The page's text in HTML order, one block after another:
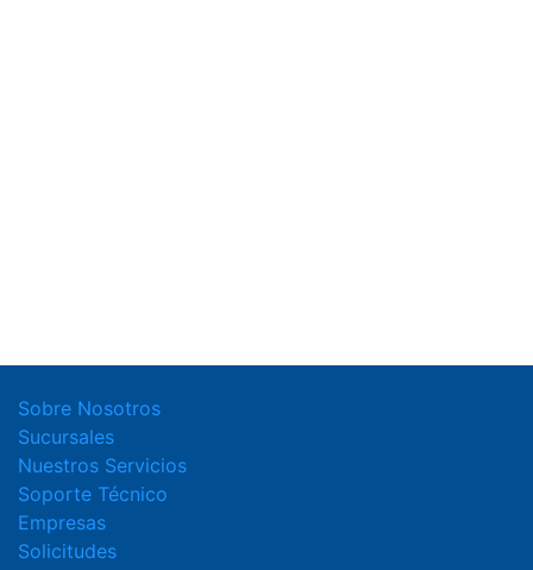
Sobre Nosotros
Sucursales
Nuestros Servicios
Soporte Técnico
Empresas
Solicitudes